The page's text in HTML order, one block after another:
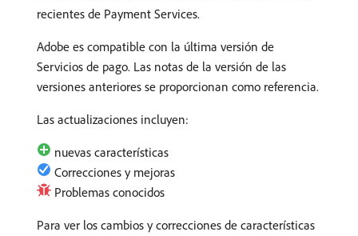
recientes de Payment Services.
Adobe es compatible con la última versión de
Servicios de pago. Las notas de la versión de las
versiones anteriores se proporcionan como referencia.
Las actualizaciones incluyen:
nuevas características
Correcciones y mejoras
Problemas conocidos
Para ver los cambios y correcciones de características